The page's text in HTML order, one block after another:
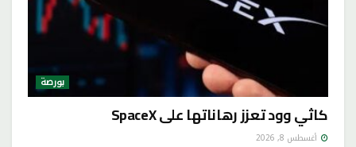
بورصة
كاثي وود تعزز رهاناتها على SpaceX
أغسطس 8, 2026